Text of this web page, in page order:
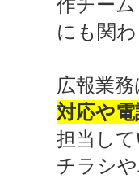
にも関
広報業
対応や
担当して
チラシ